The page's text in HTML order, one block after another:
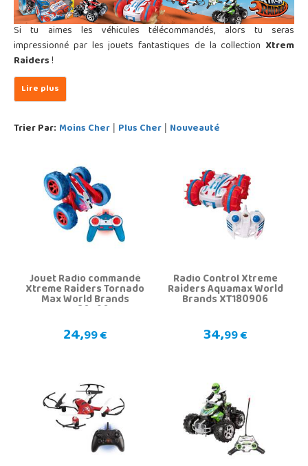
Si tu aimes les véhicules télécommandés, alors tu seras
impressionné par les jouets fantastiques de la collection Xtrem
Raiders!
Trier Par: Moins Cher | Plus Cher | Nouveauté
Jouet Radio commandé
Xtreme Raiders Tornado
Max World Brands
XT180790
24,99 €
Radio Control Xtreme
Raiders Aquamax World
Brands XT180906
34,99 €